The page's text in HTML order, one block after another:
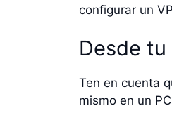
configurar un
Desde
Ten en cuenta
mismo en un